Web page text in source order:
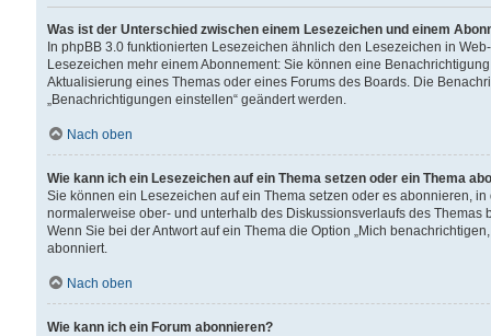
Was ist der Unterschied zwischen einem Lesezeichen und einem
In phpBB 3.0 funktionierten Lesezeichen ähnlich den Lesezeichen in
Lesezeichen mehr einem Abonnement: Sie können eine
Aktualisierung eines Themas oder eines Forums des Boards. Die
„Benachrichtigungen einstellen“ geändert werden.
Nach oben
Wie kann ich ein Lesezeichen auf ein Thema setzen oder ein Thema
Sie können ein Lesezeichen auf ein Thema setzen oder es abonnieren,
normalerweise ober- und unterhalb des Diskussionsverlaufs des Themas
Wenn Sie bei der Antwort auf ein Thema die Option „Mich
abonniert.
Nach oben
Wie kann ich ein Forum abonnieren?